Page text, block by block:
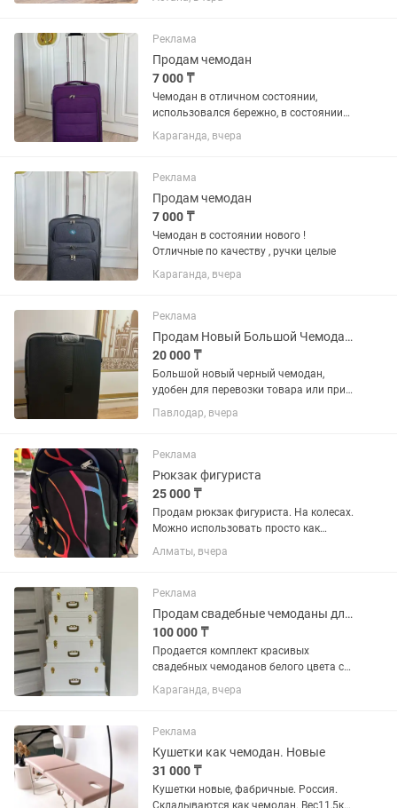
Реклама
Продам чемодан
7 000 ₸
Чемодан в отличном состоянии,
использовался бережно, в состоянии
нового!
Караганда, вчера
Реклама
Продам чемодан
7 000 ₸
Чемодан в состоянии нового !
Отличные по качеству , ручки целые
Караганда, вчера
Реклама
Продам Новый Большой Чемодан размер XXXL
20 000 ₸
Большой новый черный чемодан,
удобен для перевозки товара или при
переезде.
Павлодар, вчера
Реклама
Рюкзак фигуриста
25 000 ₸
Продам рюкзак фигуриста. На колесах.
Можно использовать просто как
дорожный чемодан.
Трансформируется в рюкзак на плечи.
Москве, пользовались мало. Звонить
или писать...
Алматы, вчера
Реклама
Продам свадебные чемоданы для приданого
100 000 ₸
Продается комплект красивых
свадебных чемоданов белого цвета с
золотой фурнитурой. Идеально
подходят для приданого невесты,
хранения вещей. В комплекте
чемоданы...
Караганда, вчера
Реклама
Кушетки как чемодан. Новые
31 000 ₸
Кушетки новые, фабричные. Россия.
Складываются как чемодан. Вес11,5кг.